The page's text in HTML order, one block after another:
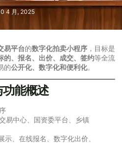
4 月, 2025
易平台的数字化拍卖小程序 ，目标是
的、报名、出价、成交、签约等全流
的公开化、数字化和便利化。
能概述
易中心、国资委平台、乡镇
示、在线报名、数字化出价、